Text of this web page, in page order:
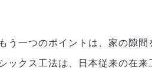
う一つのポイントは、家の隙間
ックス工法は、日本従来の在来